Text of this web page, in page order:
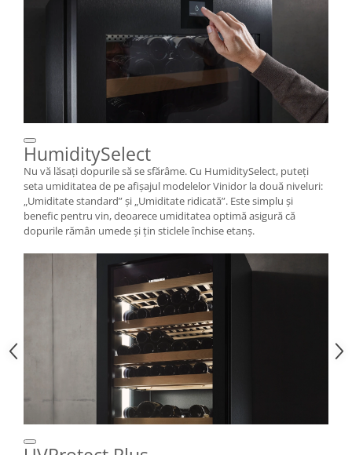
HumiditySelect
Nu vă lăsaţi dopurile să se sfărâme. Cu HumiditySelect, puteți
seta umiditatea de pe afișajul modelelor Vinidor la două niveluri:
„Umiditate standard” şi „Umiditate ridicată”. Este simplu şi
benefic pentru vin, deoarece umiditatea optimă asigură că
dopurile rămân umede şi ţin sticlele închise etanş.